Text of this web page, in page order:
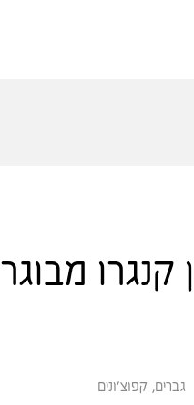
קנגרו מבוגר
גברים, קפוצ׳ונים